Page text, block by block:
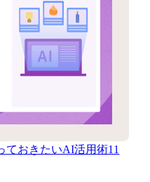
ておきたいAI活用術11